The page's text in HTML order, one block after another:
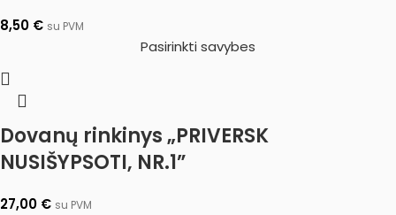
8,50 € su PVM
Pasirinkti savybes
Dovanų rinkinys „PRIVERSK
NUSIŠYPSOTI, NR.1”
27,00 € su PVM